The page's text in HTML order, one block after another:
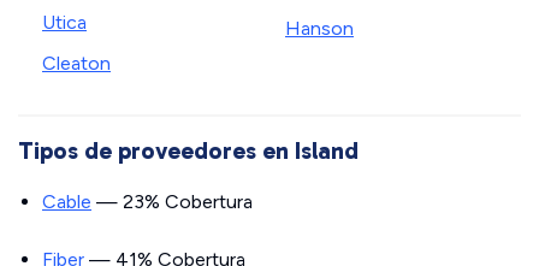
Utica
Cleaton
Hanson
Tipos de proveedores en Island
Cable — 23% Cobertura
Fiber — 41% Cobertura